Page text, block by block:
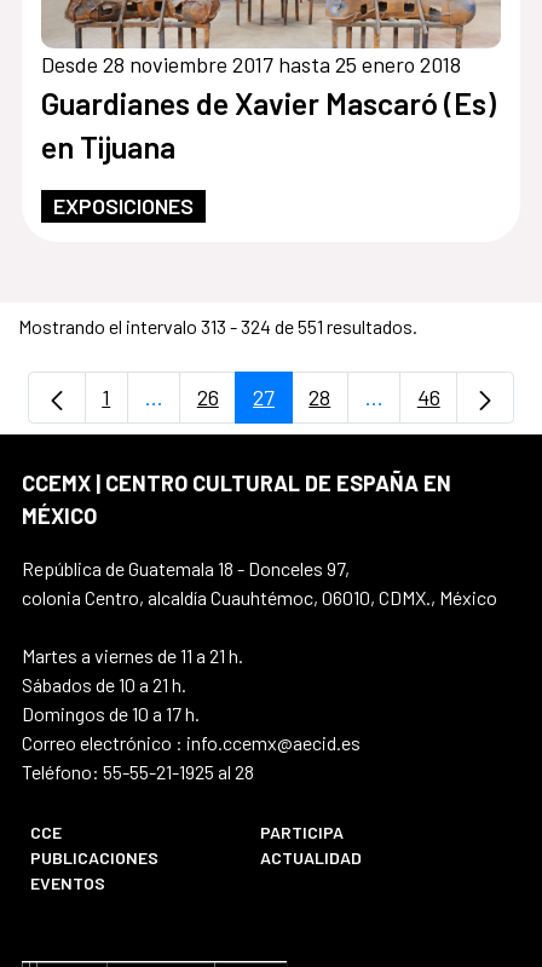
Desde 28 noviembre 2017 hasta 25 enero 2018
Guardianes de Xavier Mascaró (Es)
en Tijuana
EXPOSICIONES
Mostrando el intervalo 313 - 324 de 551 resultados.
Página
1 ...Páginas intermedias Use TAB para
Página
26 Página
27 Página
28 ...PáginasPágina
46
CCEMX | CENTRO CULTURAL DE ESPAÑA EN
MÉXICO
República de Guatemala 18 - Donceles 97,
colonia Centro, alcaldía Cuauhtémoc, 06010, CDMX., México
Martes a viernes de 11 a 21 h.
Sábados de 10 a 21 h.
Domingos de 10 a 17 h.
Correo electrónico : info.ccemx@aecid.es
Teléfono: 55-55-21-1925 al 28
CCE
PARTICIPA
PUBLICACIONES
ACTUALIDAD
EVENTOS